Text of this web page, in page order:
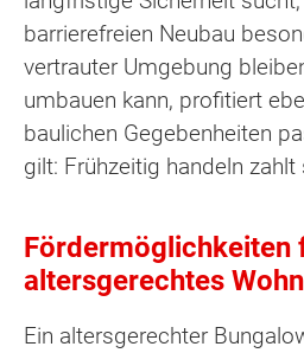
barrierefreien Neubau
vertrauter Umgebung
umbauen kann, profitiert
baulichen Gegebenheiten
gilt: Frühzeitig handeln zahlt
Fördermöglichkeiten
altersgerechtes
Ein altersgerechter